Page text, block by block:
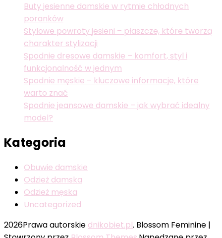
Buty jesienne damskie w rytmie chłodnych
poranków
Stylowe powroty jesieni – płaszcze, które tworzą
charakter stylizacji
Spodnie dresowe damskie – komfort, styl i
funkcjonalność w jednym
Spodnie męskie – kluczowe informacje, które
warto znać
Spodnie jeansowe damskie – jak wybrać idealny
model?
Kategoria
Obuwie damskie
Odzież damska
Odzież męska
Uncategorized
2026Prawa autorskie dnikobiet.pl. Blossom Feminine |